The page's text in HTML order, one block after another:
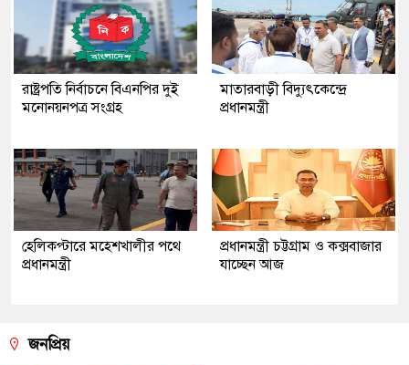
রাষ্ট্রপতি নির্বাচনে বিএনপির দুই
মনোনয়নপত্র সংগ্রহ
মাতারবাড়ী বিদ্যুৎকেন্দ্রে
প্রধানমন্ত্রী
হেলিকপ্টারে মহেশখালীর পথে
প্রধানমন্ত্রী
প্রধানমন্ত্রী চট্টগ্রাম ও কক্সবাজার
যাচ্ছেন আজ
জনপ্রিয়